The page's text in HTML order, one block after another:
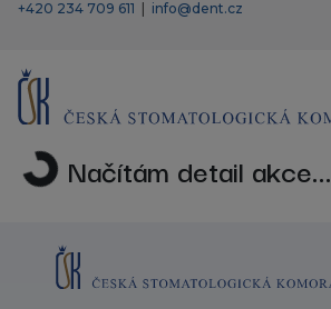
+420 234 709 611 info@dent.cz
Načítám detail akce...